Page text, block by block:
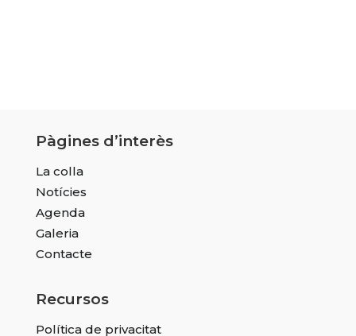
Pàgines d’interès
La colla
Notícies
Agenda
Galeria
Contacte
Recursos
Política de privacitat